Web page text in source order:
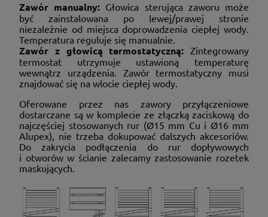
Zawór manualny: Głowica sterująca zaworu może
być zainstalowana po lewej/prawej stronie
niezależnie od miejsca doprowadzenia ciepłej wody.
Temperatura reguluje się manualnie.
Zawór z głowicą termostatyczną: Zintegrowany
termostat utrzymuje ustawioną temperaturę
wewnątrz urządzenia. Zawór termostatyczny musi
znajdować się na wlocie ciepłej wody.
Oferowane przez nas zawory przyłączeniowe
dostarczane są w komplecie ze złączką zaciskową do
najczęściej stosowanych rur (Ø15 mm Cu i Ø16 mm
Alupex), nie trzeba dokupować dalszych akcesoriów.
Do zakrycia podłączenia do rur dopływowych
i otworów w ścianie zalecamy zastosowanie rozetek
maskujących.